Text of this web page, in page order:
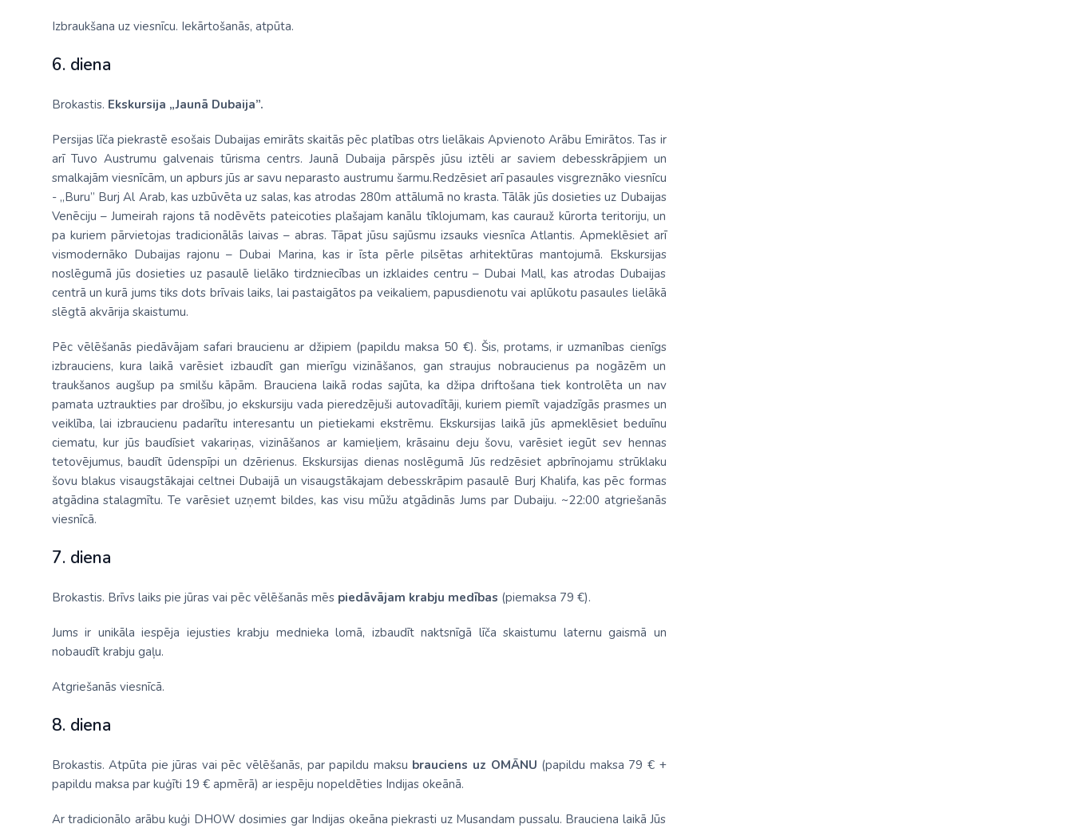
Izbraukšana uz viesnīcu. Iekārtošanās, atpūta.
6. diena
Brokastis. Ekskursija „Jaunā Dubaija”.
Persijas līča piekrastē esošais Dubaijas emirāts skaitās pēc platības otrs lielākais Apvienoto Arābu Emirātos. Tas ir
arī Tuvo Austrumu galvenais tūrisma centrs. Jaunā Dubaija pārspēs jūsu iztēli ar saviem debesskrāpjiem un
smalkajām viesnīcām, un apburs jūs ar savu neparasto austrumu šarmu.Redzēsiet arī pasaules visgreznāko viesnīcu
- „Buru” Burj Al Arab, kas uzbūvēta uz salas, kas atrodas 280m attālumā no krasta. Tālāk jūs dosieties uz Dubaijas
Venēciju – Jumeirah rajons tā nodēvēts pateicoties plašajam kanālu tīklojumam, kas caurauž kūrorta teritoriju, un
pa kuriem pārvietojas tradicionālās laivas – abras. Tāpat jūsu sajūsmu izsauks viesnīca Atlantis. Apmeklēsiet arī
vismodernāko Dubaijas rajonu – Dubai Marina, kas ir īsta pērle pilsētas arhitektūras mantojumā. Ekskursijas
noslēgumā jūs dosieties uz pasaulē lielāko tirdzniecības un izklaides centru – Dubai Mall, kas atrodas Dubaijas
centrā un kurā jums tiks dots brīvais laiks, lai pastaigātos pa veikaliem, papusdienotu vai aplūkotu pasaules lielākā
slēgtā akvārija skaistumu.
Pēc vēlēšanās piedāvājam safari braucienu ar džipiem (papildu maksa 50 €). Šis, protams, ir uzmanības cienīgs
izbrauciens, kura laikā varēsiet izbaudīt gan mierīgu vizināšanos, gan straujus nobraucienus pa nogāzēm un
traukšanos augšup pa smilšu kāpām. Brauciena laikā rodas sajūta, ka džipa driftošana tiek kontrolēta un nav
pamata uztraukties par drošību, jo ekskursiju vada pieredzējuši autovadītāji, kuriem piemīt vajadzīgās prasmes un
veiklība, lai izbraucienu padarītu interesantu un pietiekami ekstrēmu. Ekskursijas laikā jūs apmeklēsiet beduīnu
ciematu, kur jūs baudīsiet vakariņas, vizināšanos ar kamieļiem, krāsainu deju šovu, varēsiet iegūt sev hennas
tetovējumus, baudīt ūdenspīpi un dzērienus. Ekskursijas dienas noslēgumā Jūs redzēsiet apbrīnojamu strūklaku
šovu blakus visaugstākajai celtnei Dubaijā un visaugstākajam debesskrāpim pasaulē Burj Khalifa, kas pēc formas
atgādina stalagmītu. Te varēsiet uzņemt bildes, kas visu mūžu atgādinās Jums par Dubaiju. ~22:00 atgriešanās
viesnīcā.
7. diena
Brokastis. Brīvs laiks pie jūras vai pēc vēlēšanās mēs piedāvājam krabju medības (piemaksa 79 €).
Jums ir unikāla iespēja iejusties krabju mednieka lomā, izbaudīt naktsnīgā līča skaistumu laternu gaismā un
nobaudīt krabju gaļu.
Atgriešanās viesnīcā.
8. diena
Brokastis. Atpūta pie jūras vai pēc vēlēšanās, par papildu maksu brauciens uz OMĀNU (papildu maksa 79 € +
papildu maksa par kuģīti 19 € apmērā) ar iespēju nopeldēties Indijas okeānā.
Ar tradicionālo arābu kuģi DHOW dosimies gar Indijas okeāna piekrasti uz Musandam pussalu. Brauciena laikā Jūs